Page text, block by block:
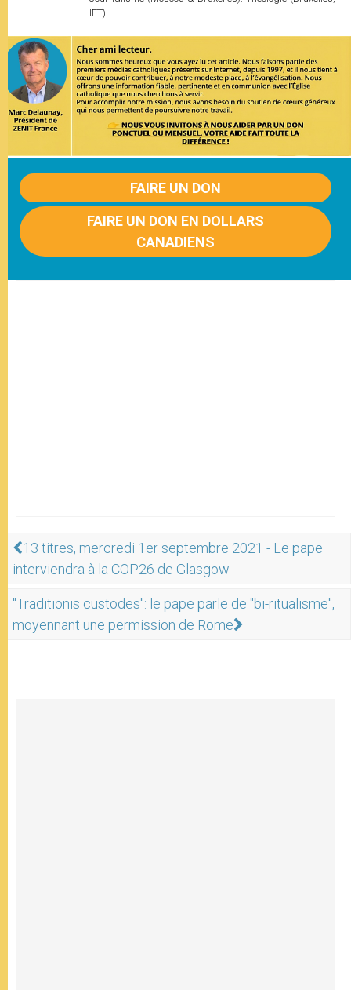
IET).
FAIRE UN DON
FAIRE UN DON EN DOLLARS
CANADIENS
13 titres, mercredi 1er septembre 2021 - Le pape
interviendra à la COP26 de Glasgow
"Traditionis custodes": le pape parle de "bi-ritualisme",
moyennant une permission de Rome